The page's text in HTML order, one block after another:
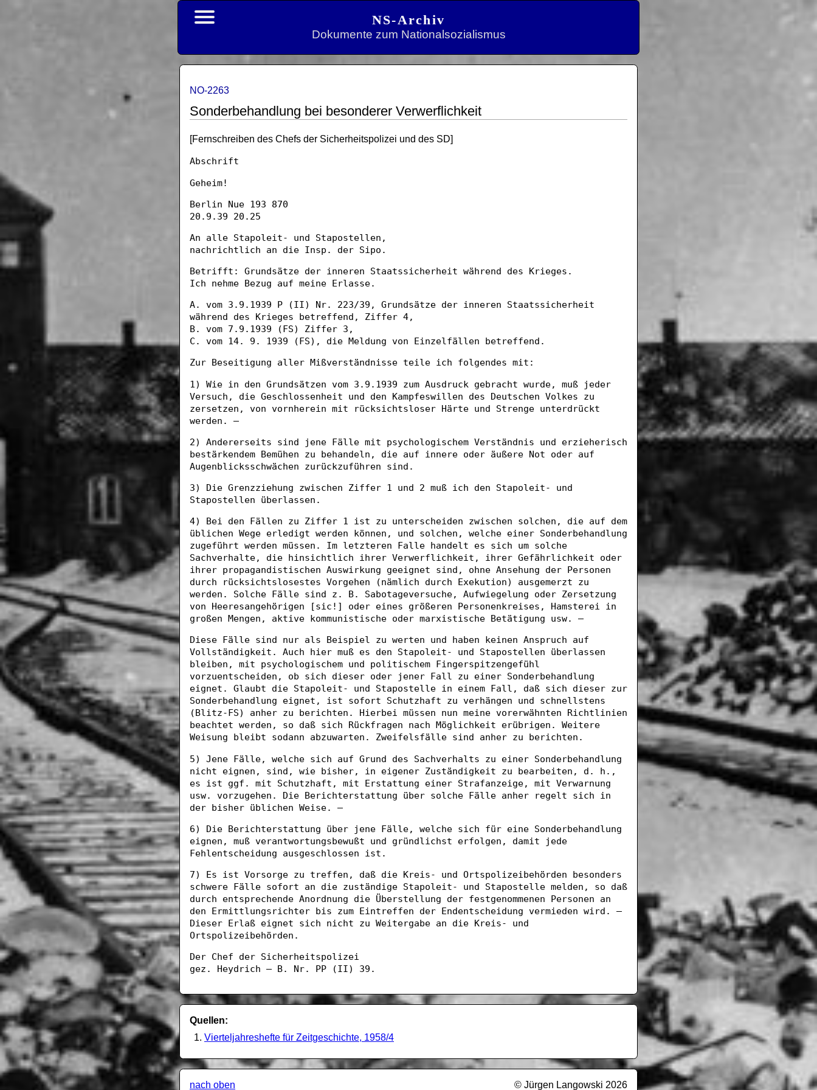
NS-Archiv
Dokumente zum Nationalsozialismus
NO-2263
Sonderbehandlung bei besonderer Verwerflichkeit
[Fernschreiben des Chefs der Sicherheitspolizei und des SD]
Abschrift
Geheim!
Berlin Nue 193 870
20.9.39 20.25
An alle Stapoleit- und Stapostellen,
nachrichtlich an die Insp. der Sipo.
Betrifft: Grundsätze der inneren Staatssicherheit während des Krieges.
Ich nehme Bezug auf meine Erlasse.
A. vom 3.9.1939 P (II) Nr. 223/39, Grundsätze der inneren Staatssicherheit
während des Krieges betreffend, Ziffer 4,
B. vom 7.9.1939 (FS) Ziffer 3,
C. vom 14. 9. 1939 (FS), die Meldung von Einzelfällen betreffend.
Zur Beseitigung aller Mißverständnisse teile ich folgendes mit:
1) Wie in den Grundsätzen vom 3.9.1939 zum Ausdruck gebracht wurde, muß jeder
Versuch, die Geschlossenheit und den Kampfeswillen des Deutschen Volkes zu
zersetzen, von vornherein mit rücksichtsloser Härte und Strenge unterdrückt
werden. —
2) Andererseits sind jene Fälle mit psychologischem Verständnis und erzieherisch
bestärkendem Bemühen zu behandeln, die auf innere oder äußere Not oder auf
Augenblicksschwächen zurückzuführen sind.
3) Die Grenzziehung zwischen Ziffer 1 und 2 muß ich den Stapoleit- und
Stapostellen überlassen.
4) Bei den Fällen zu Ziffer 1 ist zu unterscheiden zwischen solchen, die auf dem
üblichen Wege erledigt werden können, und solchen, welche einer Sonderbehandlung
zugeführt werden müssen. Im letzteren Falle handelt es sich um solche
Sachverhalte, die hinsichtlich ihrer Verwerflichkeit, ihrer Gefährlichkeit oder
ihrer propagandistischen Auswirkung geeignet sind, ohne Ansehung der Personen
durch rücksichtslosestes Vorgehen (nämlich durch Exekution) ausgemerzt zu
werden. Solche Fälle sind z. B. Sabotageversuche, Aufwiegelung oder Zersetzung
von Heeresangehörigen [sic!] oder eines größeren Personenkreises, Hamsterei in
großen Mengen, aktive kommunistische oder marxistische Betätigung usw. —
Diese Fälle sind nur als Beispiel zu werten und haben keinen Anspruch auf
Vollständigkeit. Auch hier muß es den Stapoleit- und Stapostellen überlassen
bleiben, mit psychologischem und politischem Fingerspitzengefühl
vorzuentscheiden, ob sich dieser oder jener Fall zu einer Sonderbehandlung
eignet. Glaubt die Stapoleit- und Stapostelle in einem Fall, daß sich dieser zur
Sonderbehandlung eignet, ist sofort Schutzhaft zu verhängen und schnellstens
(Blitz-FS) anher zu berichten. Hierbei müssen nun meine vorerwähnten Richtlinien
beachtet werden, so daß sich Rückfragen nach Möglichkeit erübrigen. Weitere
Weisung bleibt sodann abzuwarten. Zweifelsfälle sind anher zu berichten.
5) Jene Fälle, welche sich auf Grund des Sachverhalts zu einer Sonderbehandlung
nicht eignen, sind, wie bisher, in eigener Zuständigkeit zu bearbeiten, d. h.,
es ist ggf. mit Schutzhaft, mit Erstattung einer Strafanzeige, mit Verwarnung
usw. vorzugehen. Die Berichterstattung über solche Fälle anher regelt sich in
der bisher üblichen Weise. —
6) Die Berichterstattung über jene Fälle, welche sich für eine Sonderbehandlung
eignen, muß verantwortungsbewußt und gründlichst erfolgen, damit jede
Fehlentscheidung ausgeschlossen ist.
7) Es ist Vorsorge zu treffen, daß die Kreis- und Ortspolizeibehörden besonders
schwere Fälle sofort an die zuständige Stapoleit- und Stapostelle melden, so daß
durch entsprechende Anordnung die Überstellung der festgenommenen Personen an
den Ermittlungsrichter bis zum Eintreffen der Endentscheidung vermieden wird. —
Dieser Erlaß eignet sich nicht zu Weitergabe an die Kreis- und
Ortspolizeibehörden.
Der Chef der Sicherheitspolizei
gez. Heydrich — B. Nr. PP (II) 39.
Quellen:
Vierteljahreshefte für Zeitgeschichte, 1958/4
nach oben © Jürgen Langowski 2026